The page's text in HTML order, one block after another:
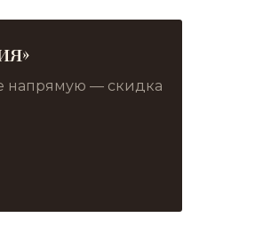
напрямую — скидка